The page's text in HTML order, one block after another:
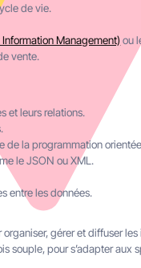
de vie.
Management) ou
vente.
et leurs relations.
de la programmation
le JSON ou XML.
entre les données.
gérer et diffuser
souple, pour s’adapter aux